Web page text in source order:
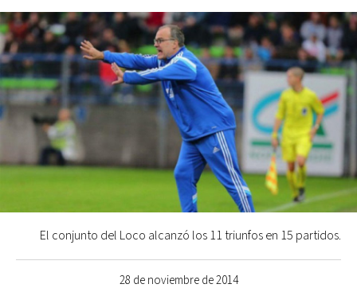
28 de noviembre de 2014
El conjunto del Loco alcanzó los 11 triunfos en 15 partidos.